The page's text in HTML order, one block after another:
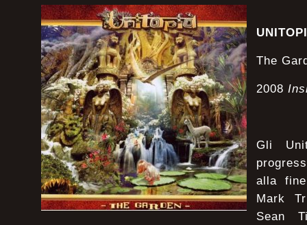
The
2008
Gli
alla
Mark
Sean